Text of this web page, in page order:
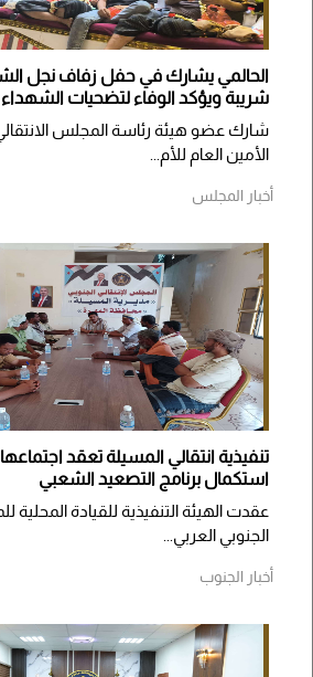
الحالمي يشارك في حفل زفاف نجل
شريبة ويؤكد الوفاء لتضحيات الشهداء
شارك عضو هيئة رئاسة المجلس الانتقالي
الأمين العام للأم...
أخبار المجلس
تنفيذية انتقالي المسيلة تعقد
استكمال برنامج التصعيد الشعبي
عقدت الهيئة التنفيذية للقيادة المحلية
الجنوبي العربي...
أخبار الجنوب